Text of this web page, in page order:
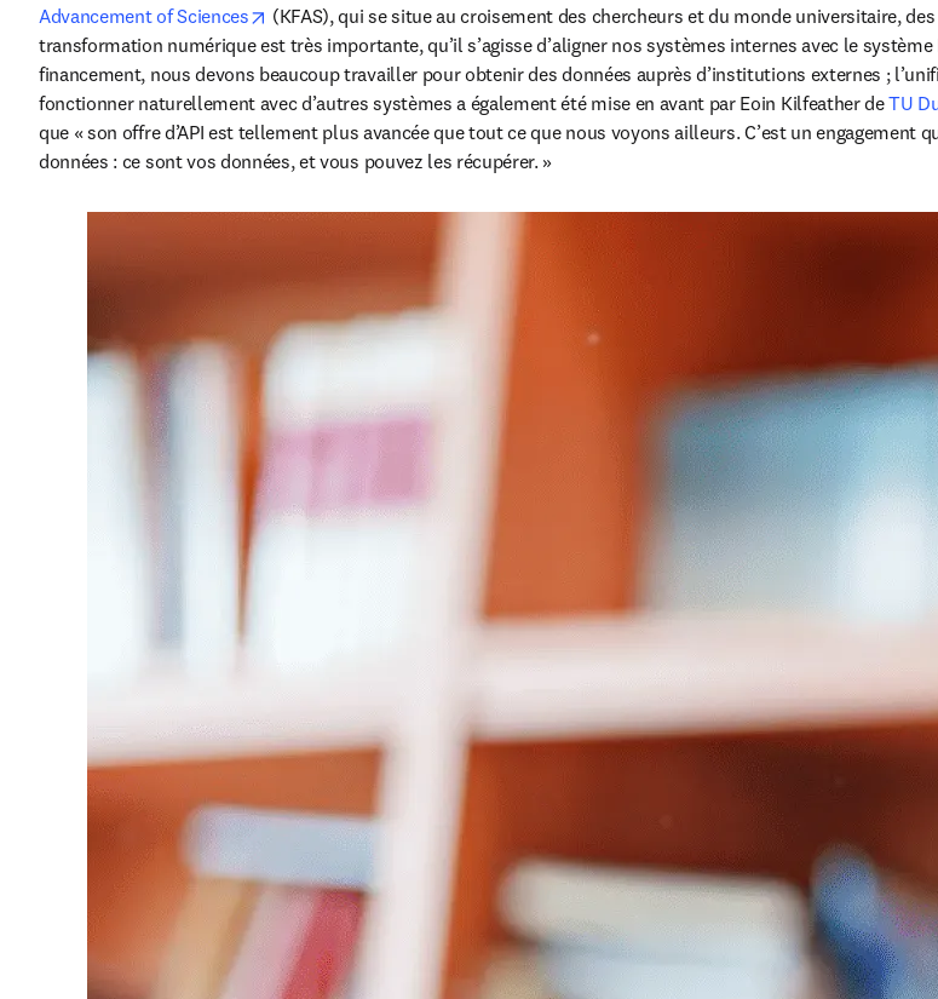
Advancement of Sciences
opens in new tab/window
(KFAS), qui se situe au croisement des chercheurs et du monde universitaire,
transformation numérique est très importante, qu’il s’agisse d’aligner nos systèmes internes avec le
financement, nous devons beaucoup travailler pour obtenir des données auprès d’institutions externes ;
fonctionner naturellement avec d’autres systèmes a également été mise en avant par Eoin Kilfeather de TU
que « son offre d’API est tellement plus avancée que tout ce que nous voyons ailleurs. C’est un
données : ce sont vos données, et vous pouvez les récupérer. »